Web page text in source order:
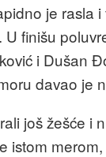
je rasla
finišu
i Dušan
davao je
još žešće i
istom